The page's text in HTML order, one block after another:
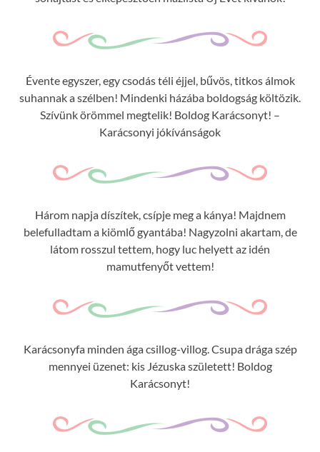
Évente egyszer, egy csodás téli éjjel, bűvös, titkos álmok
suhannak a szélben! Mindenki házába boldogság költözik.
Szívünk örömmel megtelik! Boldog Karácsonyt! –
Karácsonyi jókívánságok
Három napja díszítek, csípje meg a kánya! Majdnem
belefulladtam a kiömlő gyantába! Nagyzolni akartam, de
látom rosszul tettem, hogy luc helyett az idén
mamutfenyőt vettem!
Karácsonyfa minden ága csillog-villog. Csupa drága szép
mennyei üzenet: kis Jézuska született! Boldog
Karácsonyt!